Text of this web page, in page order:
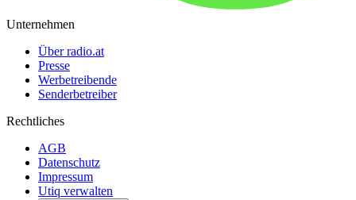
Unternehmen
Über radio.at
Presse
Werbetreibende
Senderbetreiber
Rechtliches
AGB
Datenschutz
Impressum
Utiq verwalten